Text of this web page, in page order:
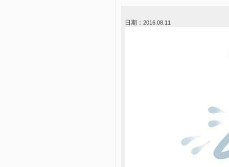
日期： 2016.08.11